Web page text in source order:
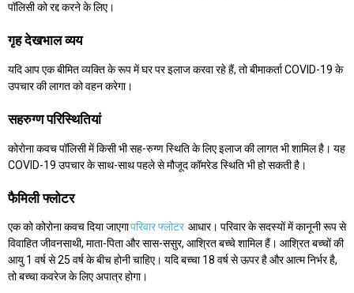
पॉलिसी को रद्द करने के लिए।
गृह देखभाल व्यय
यदि आप एक बीमित व्यक्ति के रूप में घर पर इलाज करवा रहे हैं, तो बीमाकर्ता COVID-19 के
उपचार की लागत को वहन करेगा।
सहरुग्ण परिस्थितियां
कोरोना कवच पॉलिसी में किसी भी सह-रुग्ण स्थिति के लिए इलाज की लागत भी शामिल है। यह
COVID-19 उपचार के साथ-साथ पहले से मौजूद कॉमरेड स्थिति भी हो सकती है।
फैमिली फ्लोटर
एक को कोरोना कवच दिया जाएगापरिवार फ्लोटर आधार। परिवार के सदस्यों में कानूनी रूप से
विवाहित जीवनसाथी, माता-पिता और सास-ससुर, आश्रित बच्चे शामिल हैं। आश्रित बच्चों की
आयु 1 वर्ष से 25 वर्ष के बीच होनी चाहिए। यदि बच्चा 18 वर्ष से ऊपर है और आत्म निर्भर है,
तो बच्चा कवरेज के लिए अपात्र होगा।